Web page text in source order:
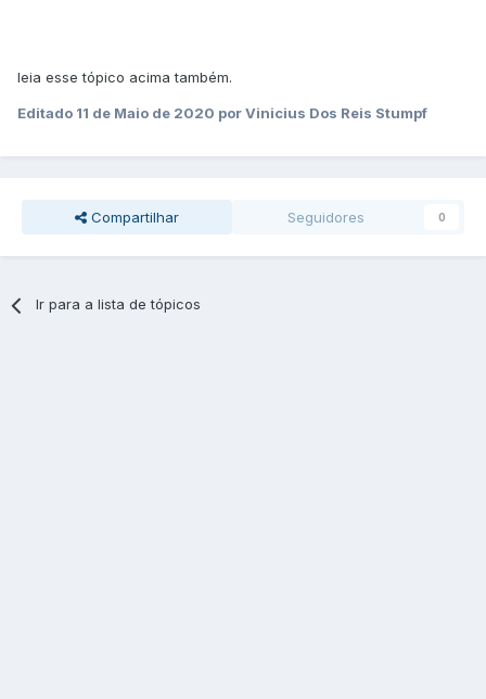
leia esse tópico acima também.
Editado 11 de Maio de 2020 por Vinicius Dos Reis Stumpf
Compartilhar Seguidores 0
Ir para a lista de tópicos